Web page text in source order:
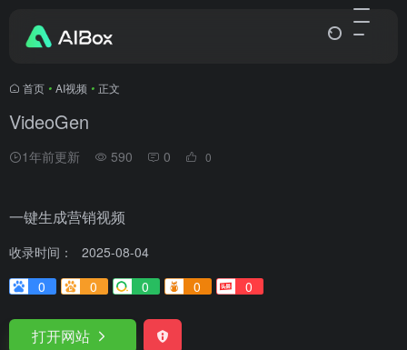
首页 • AI视频 • 正文
VideoGen
1年前更新 590 0 0
一键生成营销视频
收录时间：
2025-08-04
0
0 0 0 0
打开网站